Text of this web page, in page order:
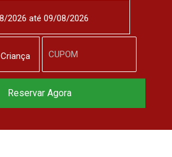
Criança
Reserve agora, com
Reservar Agora